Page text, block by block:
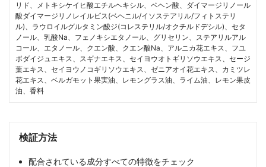
リド、メトキシケイヒ酸エチルヘキシル、ベヘン酸、ダイマージリノール
酸ダイマージリノレイルビス(ベヘニル/イソステアリル/フィトステリ
ル)、ラウロイルグルタミン酸ジ(コレステリル/オクチルドデシル)、セタ
ノール、乳酸Na、フェノキシエタノール、グリセリン、ステアリルアル
コール、エタノール、クエン酸、クエン酸Na、アルニカ花エキス、フユ
ボダイジュエキス、スギナエキス、セイヨウオトギリソウエキス、セージ
葉エキス、セイヨウノコギリソウエキス、ゼニアオイ花エキス、カミツレ
花エキス、ベルガモット果実油、レモングラス油、ライム油、レモン果皮
油、香料
検証方法
配合されている成分すべての特徴をチェック